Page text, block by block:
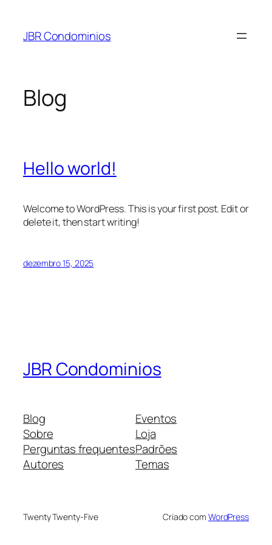
JBR Condominios
Blog
Hello world!
Welcome to WordPress. This is your first post. Edit or
delete it, then start writing!
dezembro 15, 2025
JBR Condominios
Blog
Sobre
Perguntas frequentes
Autores
Eventos
Loja
Padrões
Temas
Twenty Twenty-Five Criado com WordPress